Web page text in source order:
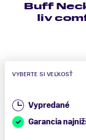
Buff
liv
VYBERTE SI VEĽKOSŤ
Vypredané
Garancia